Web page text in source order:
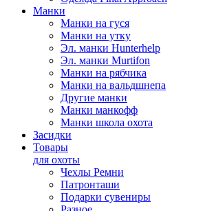
Манки
Манки на гуся
Манки на утку
Эл. манки Hunterhelp
Эл. манки Murtifon
Манки на рябчика
Манки на вальдшнепа
Другие манки
Манки манкофф
Манки школа охота
Засидки
Товары
для охоты
Чехлы Ремни
Патронташи
Подарки сувениры